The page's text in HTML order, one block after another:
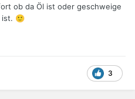
ob da Öl ist oder geschweige
ist. 🙂
3